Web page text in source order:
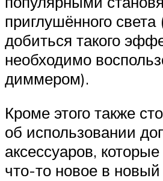
приглушённого света
добиться такого
необходимо
диммером).
Кроме этого также
об использовании
аксессуаров,
что-то новое в